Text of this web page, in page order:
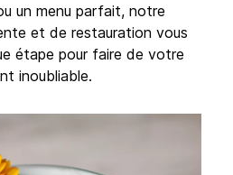
un menu parfait, notre
et de restauration vous
étape pour faire de votre
inoubliable.